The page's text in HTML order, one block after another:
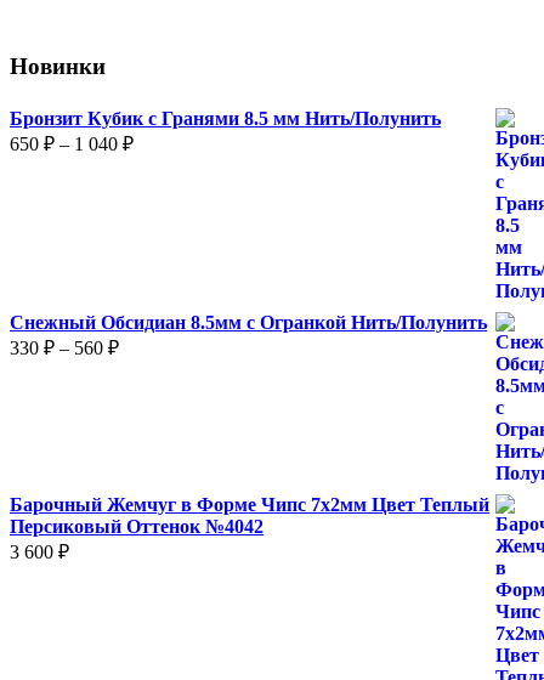
Новинки
Бронзит Кубик с Гранями 8.5 мм Нить/Полунить
650 ₽ – 1 040 ₽Диапазон
Снежный Обсидиан 8.5мм с Огранкой Нить/Полунить
330 ₽ – 560 ₽Диапазон
Барочный Жемчуг в Форме Чипс 7х2мм Цвет Теплый
Персиковый Оттенок №4042
3 600 ₽